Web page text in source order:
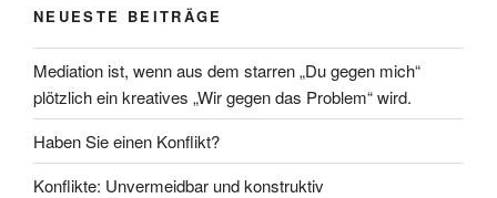
NEUESTE BEITRÄGE
Mediation ist, wenn aus dem starren „Du gegen mich“
plötzlich ein kreatives „Wir gegen das Problem“ wird.
Haben Sie einen Konflikt?
Konflikte: Unvermeidbar und konstruktiv